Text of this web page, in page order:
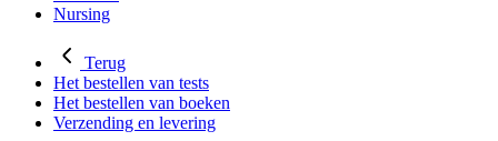
Nursing
Terug
Het bestellen van tests
Het bestellen van boeken
Verzending en levering